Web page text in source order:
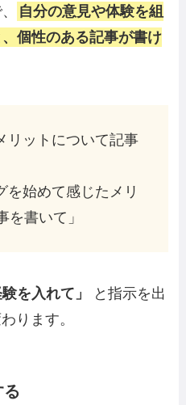
自分の意見や体験を組
個性のある記事が書け
リットについて記事
を始めて感じたメリ
を書いて」
を入れて」
と指示を出
ります。